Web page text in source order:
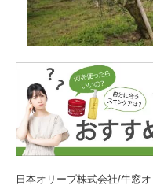
日本オリーブ株式会社/牛窓